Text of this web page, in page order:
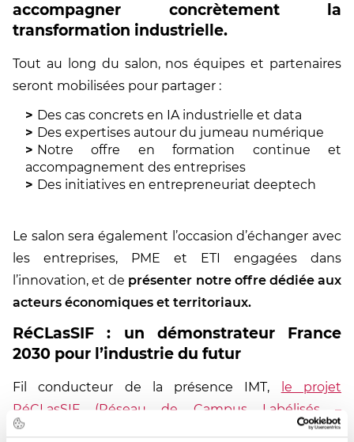
accompagner concrètement la
transformation industrielle.
Tout au long du salon, nos équipes et partenaires
seront mobilisées pour partager :
Des cas concrets en IA industrielle et data
Des expertises autour du jumeau numérique
Notre offre en formation continue et
accompagnement des entreprises
Des initiatives en entrepreneuriat deeptech
Le salon sera également l’occasion d’échanger avec
les entreprises, PME et ETI engagées dans
l’innovation, et de présenter notre offre dédiée aux
acteurs économiques et territoriaux.
RéCLasSIF : un démonstrateur France
2030 pour l’industrie du futur
Fil conducteur de la présence IMT,
le projet
RéCLasSIF (Réseau de Campus Labélisés –
Solutions pour l’Industrie du Futur)
, conjointement